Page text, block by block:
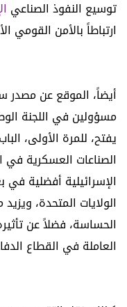
توسيع النفوذ الصناعي
ارتباطاً بالأمن القومي
أيضاً، الموقع عن
مسؤولين في اللجنة
يفتح، للمرة الأولى،
الصناعات العسكرية في
الإسرائيلية أفضلية في
الولايات المتحدة، ويزيد
الحساسة، فضلاً عن
العاملة في القطاع